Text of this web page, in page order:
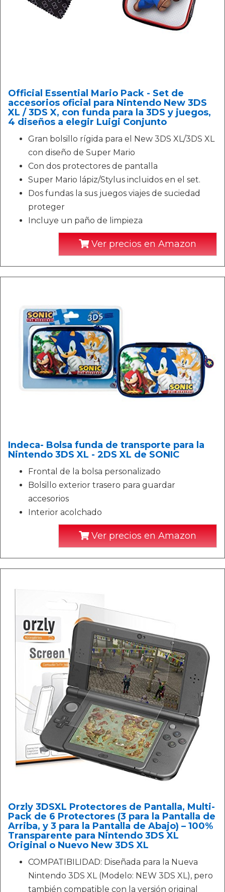
Official Essential Mario Pack - Set de
accesorios oficial para Nintendo New 3DS
XL / 3DS X, con funda para la 3DS y juegos,
4 diseños a elegir Luigi Conjunto
Gran bolsillo rígida para el New 3DS XL/3DS XL
con diseño de Super Mario
Con dos protectores de pantalla
Super Mario lápiz/Stylus incluidos en el set.
Dos fundas la sus juegos viajes de suciedad
proteger
Incluye un paño de limpieza
Ver precios en Amazon
Indeca- Bolsa funda de transporte para la
Nintendo 3DS XL - 2DS XL de SONIC
Frontal de la bolsa personalizado
Bolsillo exterior trasero para guardar
accesorios
Interior acolchado
Ver precios en Amazon
Orzly 3DSXL Protectores de Pantalla, Multi-
Pack de 6 Protectores (3 para la Pantalla de
Arriba, y 3 para la Pantalla de Abajo) – 100%
Transparente para Nintendo 3DS XL
Original o Nuevo New 3DS XL
COMPATIBILIDAD: Diseñada para la Nueva
Nintendo 3DS XL (Modelo: NEW 3DS XL), pero
también compatible con la versión original